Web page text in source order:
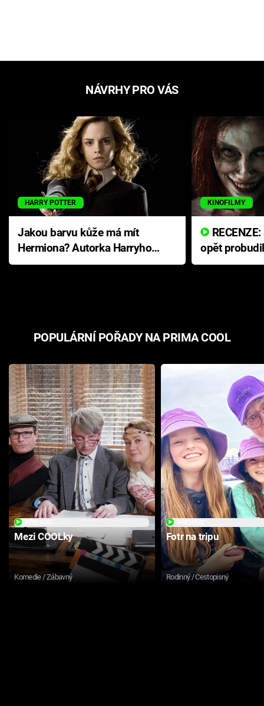
NÁVRHY PRO VÁS
HARRY POTTER
Jakou barvu kůže má mít
Hermiona? Autorka Harryho
Pottera přišla s ráznou
KINOFILMY
opět
přichází s
POPULÁRNÍ POŘADY NA PRIMA COOL
Mezi COOLky
Komedie / Zábavný
Fotr na tripu
Rodinný / Cestopisný